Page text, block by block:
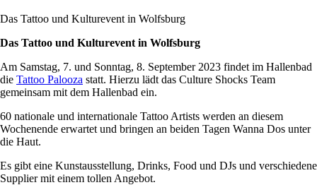
Das Tattoo und Kulturevent in Wolfsburg
Das Tattoo und Kulturevent in Wolfsburg
Am Samstag, 7. und Sonntag, 8. September 2023 findet im Hallenbad
die Tattoo Palooza statt. Hierzu lädt das Culture Shocks Team
gemeinsam mit dem Hallenbad ein.
60 nationale und internationale Tattoo Artists werden an diesem
Wochenende erwartet und bringen an beiden Tagen Wanna Dos unter
die Haut.
Es gibt eine Kunstausstellung, Drinks, Food und DJs und verschiedene
Supplier mit einem tollen Angebot.